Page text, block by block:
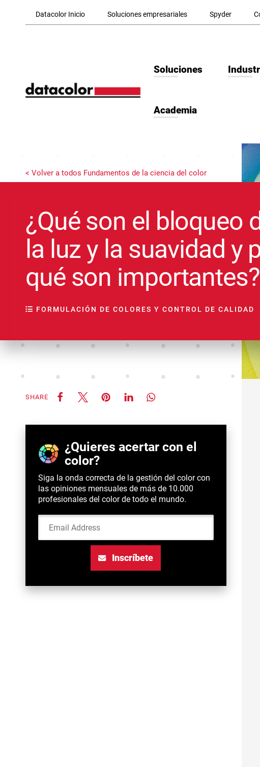
Datacolor Inicio Soluciones empresariales Spyder
Soluciones
Academia
< Volver a todos Fundamentos de la ciencia del color
¿Qué son el bloqueo
la luz y la suavidad y
qué son importantes?
FORMULACIÓN DE COLORES Y CONTROL DE CALIDAD
SHARE
¿Quieres acertar con el
color?
Siga la onda correcta de la gestión del color con
las opiniones mensuales de más de 10.000
profesionales del color de todo el mundo.
Email Address
Inscríbete